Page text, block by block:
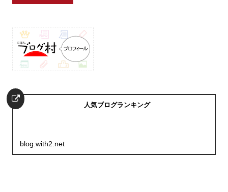
人気ブログランキング
blog.with2.net